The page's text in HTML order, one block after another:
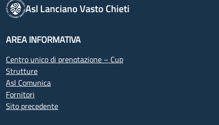
Asl Lanciano Vasto Chieti
AREA INFORMATIVA
Centro unico di prenotazione – Cup
Strutture
Asl Comunica
Fornitori
Sito precedente